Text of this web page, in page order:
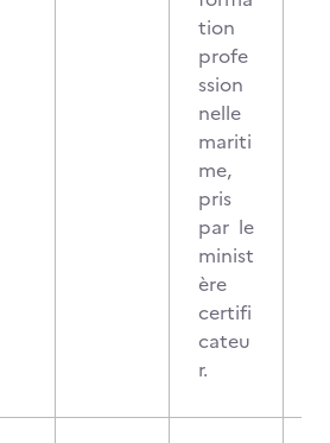
tion
profe
ssion
nelle
mariti
me,
pris
par le
minist
ère
certifi
cateu
r.